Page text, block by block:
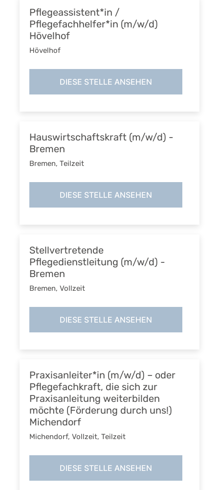
Pflegeassistent*in /
Pflegefachhelfer*in (m/w/d)
Hövelhof
Hövelhof
DIESE STELLE ANSEHEN
Hauswirtschaftskraft (m/w/d) -
Bremen
Bremen, Teilzeit
DIESE STELLE ANSEHEN
Stellvertretende
Pflegedienstleitung (m/w/d) -
Bremen
Bremen, Vollzeit
DIESE STELLE ANSEHEN
Praxisanleiter*in (m/w/d) – oder
Pflegefachkraft, die sich zur
Praxisanleitung weiterbilden
möchte (Förderung durch uns!)
Michendorf
Michendorf, Vollzeit, Teilzeit
DIESE STELLE ANSEHEN